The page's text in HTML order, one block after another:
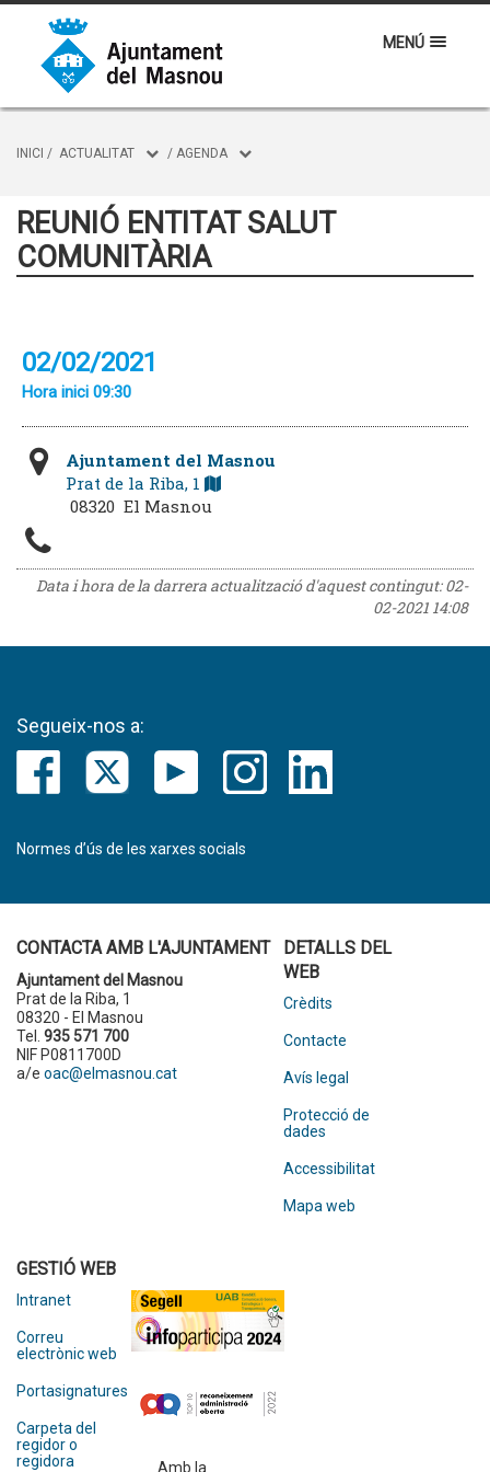
MENÚ
INICI / ACTUALITAT / AGENDA
REUNIÓ ENTITAT SALUT
COMUNITÀRIA
02/02/2021
Hora inici 09:30
Ajuntament del Masnou
Prat de la Riba, 1
08320 El Masnou
Data i hora de la darrera actualització d'aquest contingut:02-
02-2021 14:08
Segueix-nos a:
Normes d’ús de les xarxes socials
CONTACTA AMB L'AJUNTAMENT
Ajuntament del Masnou
Prat de la Riba, 1
08320 - El Masnou
Tel. 935 571 700
NIF P0811700D
a/e oac@elmasnou.cat
DETALLS DEL
WEB
Crèdits
Contacte
Avís legal
Protecció de
dades
Accessibilitat
Mapa web
GESTIÓ WEB
Intranet
Correu
electrònic web
Portasignatures
Carpeta del
regidor o
regidora
Amb la